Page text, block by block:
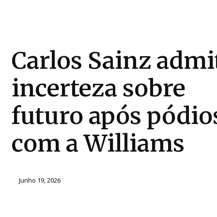
Carlos Sainz
incerteza sobre
futuro após
com a Williams
Junho 19, 2026